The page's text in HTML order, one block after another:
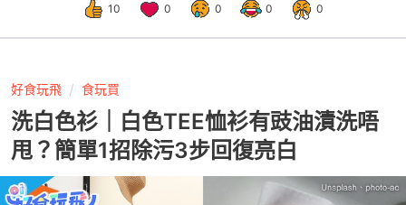
10 0 0 0 0
好食玩飛 食玩買
洗白色衫｜白色TEE恤衫有豉油漬洗唔
甩？簡單1招除污3步回復亮白